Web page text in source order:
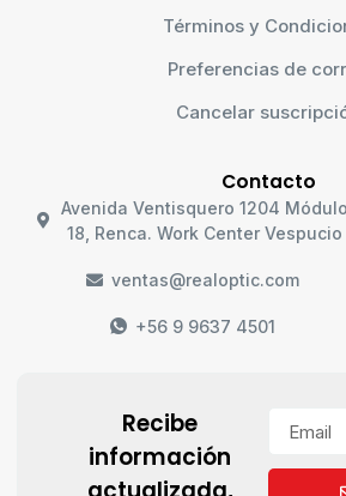
Términos y
Preferencias de
Cancelar
Contacto
Avenida Ventisquero 1204 Módulo
18, Renca. Work Center Vespucio
ventas@realoptic.com
+56 9 9637 4501
Recibe
información